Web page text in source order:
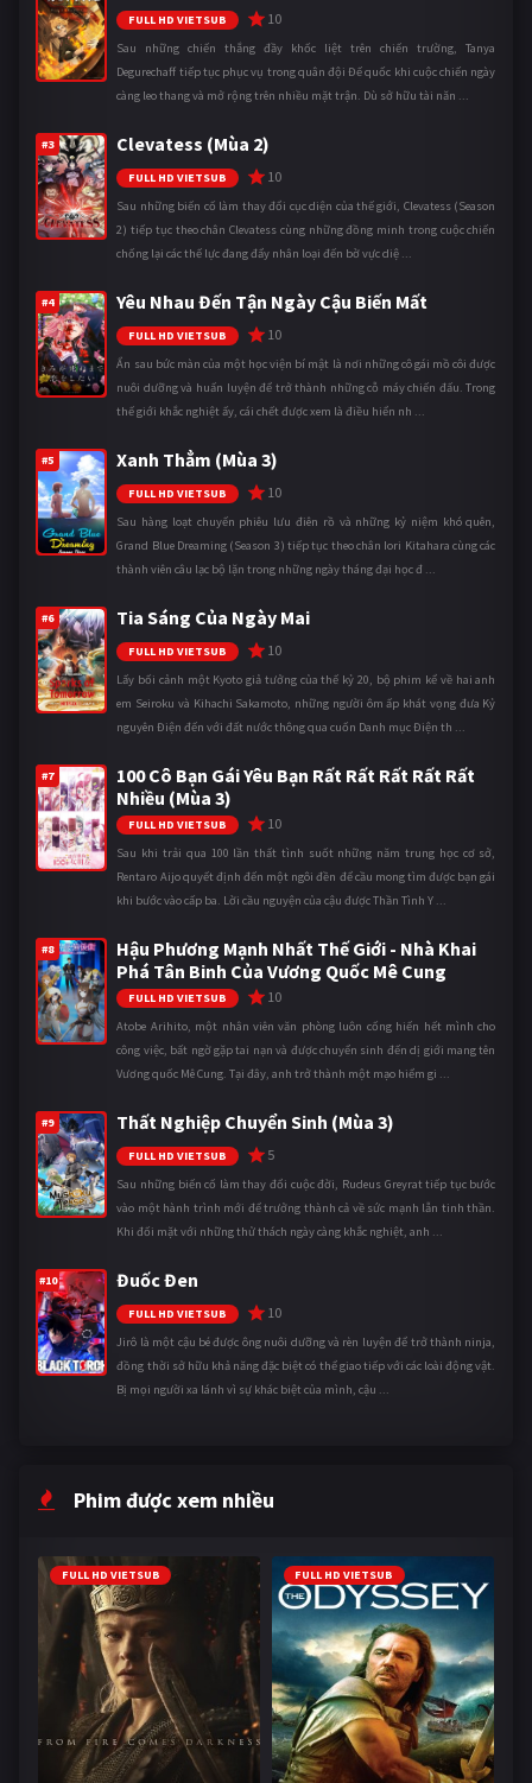
FULL HD VIETSUB 10
Sau những chiến thắng đầy khốc liệt trên chiến trường, Tanya
Degurechaff tiếp tục phục vụ trong quân đội Đế quốc khi cuộc chiến ngày
càng leo thang và mở rộng trên nhiều mặt trận. Dù sở hữu tài năn ...
#3 Clevatess (Mùa 2)
FULL HD VIETSUB 10
Sau những biến cố làm thay đổi cục diện của thế giới, Clevatess (Season
2) tiếp tục theo chân Clevatess cùng những đồng minh trong cuộc chiến
chống lại các thế lực đang đẩy nhân loại đến bờ vực diệ ...
#4 Yêu Nhau Đến Tận Ngày Cậu Biến Mất
FULL HD VIETSUB 10
Ẩn sau bức màn của một học viện bí mật là nơi những cô gái mồ côi được
nuôi dưỡng và huấn luyện để trở thành những cỗ máy chiến đấu. Trong
thế giới khắc nghiệt ấy, cái chết được xem là điều hiển nh ...
#5 Xanh Thẳm (Mùa 3)
FULL HD VIETSUB 10
Sau hàng loạt chuyến phiêu lưu điên rồ và những kỷ niệm khó quên,
Grand Blue Dreaming (Season 3) tiếp tục theo chân Iori Kitahara cùng các
thành viên câu lạc bộ lặn trong những ngày tháng đại học đ ...
#6 Tia Sáng Của Ngày Mai
FULL HD VIETSUB 10
Lấy bối cảnh một Kyoto giả tưởng của thế kỷ 20, bộ phim kể về hai anh
em Seiroku và Kihachi Sakamoto, những người ôm ấp khát vọng đưa Kỷ
nguyên Điện đến với đất nước thông qua cuốn Danh mục Điện th ...
#7
100 Cô Bạn Gái Yêu Bạn Rất Rất Rất Rất Rất
Nhiều (Mùa 3)
FULL HD VIETSUB 10
Sau khi trải qua 100 lần thất tình suốt những năm trung học cơ sở,
Rentaro Aijo quyết định đến một ngôi đền để cầu mong tìm được bạn gái
khi bước vào cấp ba. Lời cầu nguyện của cậu được Thần Tình Y ...
#8
Hậu Phương Mạnh Nhất Thế Giới - Nhà Khai
Phá Tân Binh Của Vương Quốc Mê Cung
FULL HD VIETSUB 10
Atobe Arihito, một nhân viên văn phòng luôn cống hiến hết mình cho
công việc, bất ngờ gặp tai nạn và được chuyển sinh đến dị giới mang tên
Vương quốc Mê Cung. Tại đây, anh trở thành một mạo hiểm gi ...
#9 Thất Nghiệp Chuyển Sinh (Mùa 3)
FULL HD VIETSUB 5
Sau những biến cố làm thay đổi cuộc đời, Rudeus Greyrat tiếp tục bước
vào một hành trình mới để trưởng thành cả về sức mạnh lẫn tinh thần.
Khi đối mặt với những thử thách ngày càng khắc nghiệt, anh ...
#10 Đuốc Đen
FULL HD VIETSUB 10
Jirô là một cậu bé được ông nuôi dưỡng và rèn luyện để trở thành ninja,
đồng thời sở hữu khả năng đặc biệt có thể giao tiếp với các loài động vật.
Bị mọi người xa lánh vì sự khác biệt của mình, cậu ...
Phim được xem nhiều
FULL HD VIETSUB FULL HD VIETSUB